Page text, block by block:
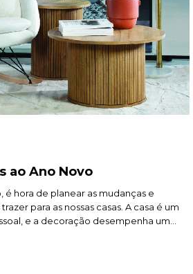
ao Ano Novo
é hora de planear as mudanças e
para as nossas casas. A casa é um
e a decoração desempenha um
ambiente que seja ao mesmo tempo
aqui o artigo completo da hôma